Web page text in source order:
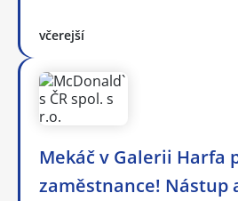
včerejší
Mekáč v Galerii Harfa
zaměstnance! Nástup